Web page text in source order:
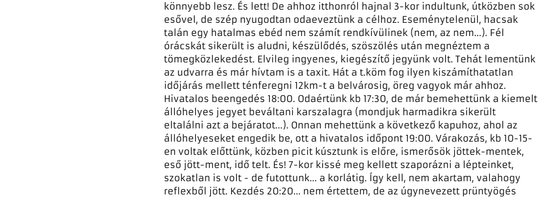
könnyebb lesz. És lett! De ahhoz itthonról hajnal 3-kor indultunk, útközben sok
esővel, de szép nyugodtan odaeveztünk a célhoz. Eseménytelenül, hacsak
talán egy hatalmas ebéd nem számít rendkívülinek (nem, az nem...). Fél
órácskát sikerült is aludni, készülődés, szöszölés után megnéztem a
tömegközlekedést. Elvileg ingyenes, kiegészítő jegyünk volt. Tehát lementünk
az udvarra és már hívtam is a taxit. Hát a t.köm fog ilyen kiszámíthatatlan
időjárás mellett ténferegni 12km-t a belvárosig, öreg vagyok már ahhoz.
Hivatalos beengedés 18:00. Odaértünk kb 17:30, de már bemehettünk a kiemelt
állóhelyes jegyet beváltani karszalagra (mondjuk harmadikra sikerült
eltalálni azt a bejáratot...). Onnan mehettünk a következő kapuhoz, ahol az
állóhelyeseket engedik be, ott a hivatalos időpont 19:00. Várakozás, kb 10-15-
en voltak előttünk, közben picit kúsztunk is előre, ismerősök jöttek-mentek,
eső jött-ment, idő telt. És! 7-kor kissé meg kellett szaporázni a lépteinket,
szokatlan is volt - de futottunk... a korlátig. Így kell, nem akartam, valahogy
reflexből jött. Kezdés 20:20... nem értettem, de az úgynevezett prüntyögés